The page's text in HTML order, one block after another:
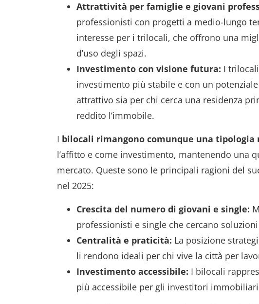
Attrattività per famiglie e giovani
professionisti con progetti a medio-lungo
interesse per i trilocali, che offrono una
d’uso degli spazi.
Investimento con visione futura: I
investimento più stabile e con un
attrattivo sia per chi cerca una residenza
reddito l’immobile.
I bilocali rimangono comunque una
l’affitto e come investimento, mantenendo una
mercato. Queste sono le principali ragioni del
nel 2025:
Crescita del numero di giovani e single:
professionisti e single che cercano
Centralità e praticità: La posizione
li rendono ideali per chi vive la città per
Investimento accessibile: I bilocali
più accessibile per gli investitori